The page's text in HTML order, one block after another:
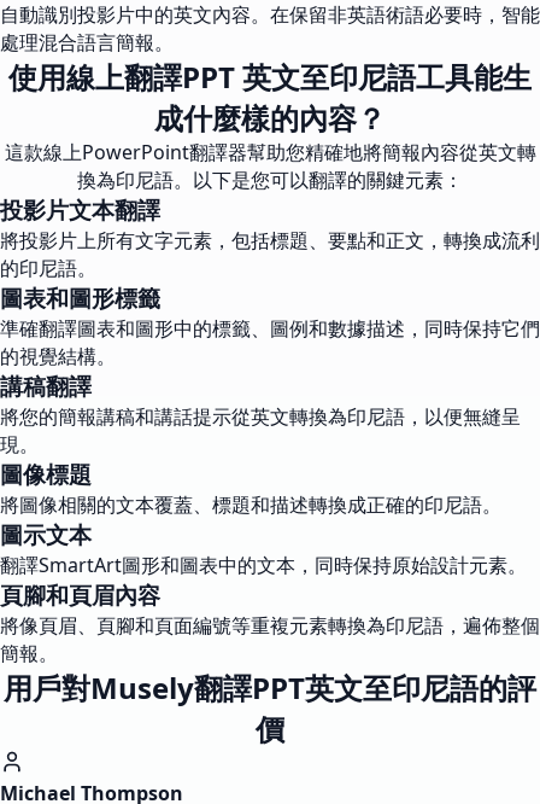
自動識別投影片中的英文內容。在保留非英語術語必要時，智能
處理混合語言簡報。
使用線上翻譯PPT 英文至印尼語工具能生
成什麼樣的內容？
這款線上PowerPoint翻譯器幫助您精確地將簡報內容從英文轉
換為印尼語。以下是您可以翻譯的關鍵元素：
投影片文本翻譯
將投影片上所有文字元素，包括標題、要點和正文，轉換成流利
的印尼語。
圖表和圖形標籤
準確翻譯圖表和圖形中的標籤、圖例和數據描述，同時保持它們
的視覺結構。
講稿翻譯
將您的簡報講稿和講話提示從英文轉換為印尼語，以便無縫呈
現。
圖像標題
將圖像相關的文本覆蓋、標題和描述轉換成正確的印尼語。
圖示文本
翻譯SmartArt圖形和圖表中的文本，同時保持原始設計元素。
頁腳和頁眉內容
將像頁眉、頁腳和頁面編號等重複元素轉換為印尼語，遍佈整個
簡報。
用戶對Musely翻譯PPT英文至印尼語的評
價
Michael Thompson